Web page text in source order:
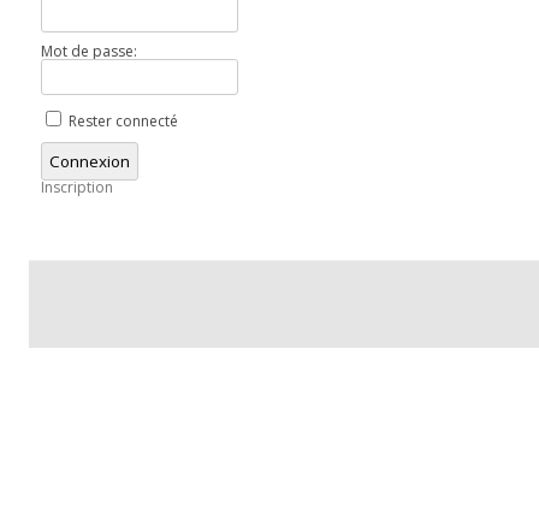
Mot de passe:
Rester connecté
Connexion
Inscription